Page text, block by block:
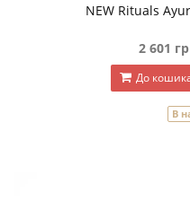
NEW Rituals
2 601
До
В